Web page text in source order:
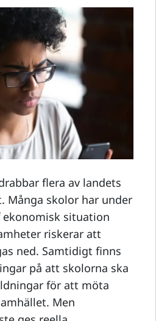
flera av landets
Många skolor har under
situation
riskerar att
ned. Samtidigt finns
på att skolorna ska
för att möta
Men